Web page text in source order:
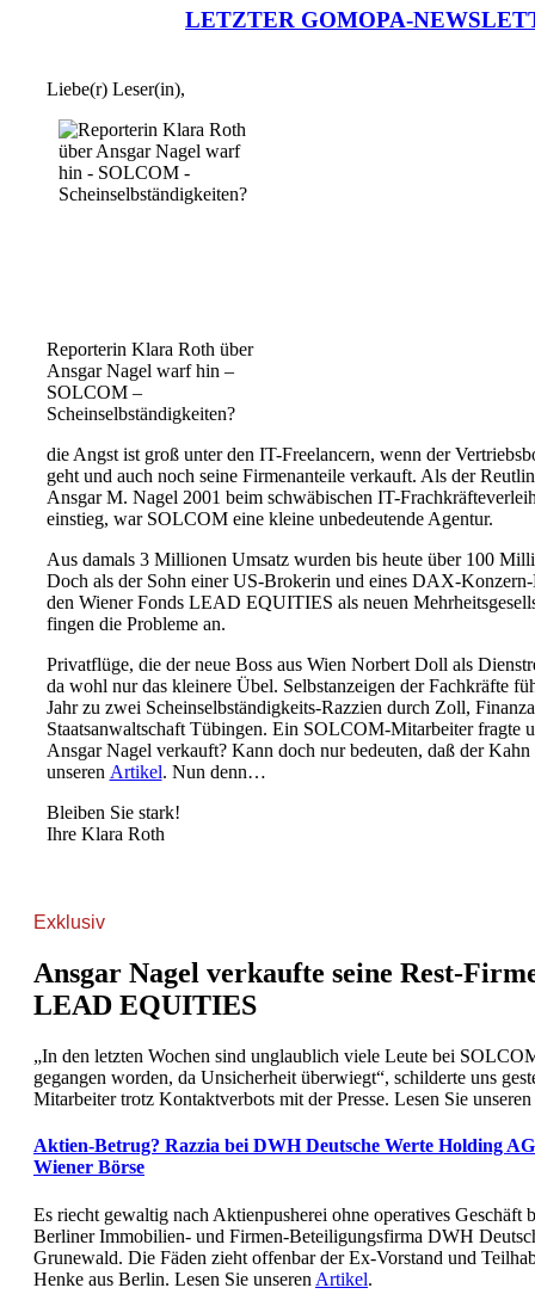
LETZTER GOMOPA-
Liebe(r) Leser(in),
Reporterin Klara Roth über
Ansgar Nagel warf hin –
SOLCOM –
Scheinselbständigkeiten?
die Angst ist groß unter den IT-Freelancern, wenn der
geht und auch noch seine Firmenanteile verkauft. Als der
Ansgar M. Nagel 2001 beim schwäbischen IT-
einstieg, war SOLCOM eine kleine unbedeutende Agentur.
Aus damals 3 Millionen Umsatz wurden bis heute über 100
Doch als der Sohn einer US-Brokerin und eines DAX-Konzern-
den Wiener Fonds LEAD EQUITIES als neuen
fingen die Probleme an.
Privatflüge, die der neue Boss aus Wien Norbert Doll als
da wohl nur das kleinere Übel. Selbstanzeigen der Fachkräfte
Jahr zu zwei Scheinselbständigkeits-Razzien durch Zoll,
Staatsanwaltschaft Tübingen. Ein SOLCOM-Mitarbeiter fragte
Ansgar Nagel verkauft? Kann doch nur bedeuten, daß der Kahn
unseren Artikel. Nun denn…
Bleiben Sie stark!
Ihre Klara Roth
Exklusiv
Ansgar Nagel verkaufte seine Rest-
LEAD EQUITIES
„In den letzten Wochen sind unglaublich viele Leute bei
gegangen worden, da Unsicherheit überwiegt“, schilderte uns
Mitarbeiter trotz Kontaktverbots mit der Presse. Lesen Sie unseren
Aktien-Betrug? Razzia bei DWH Deutsche Werte Holding
Wiener Börse
Es riecht gewaltig nach Aktienpusherei ohne operatives Geschäft
Berliner Immobilien- und Firmen-Beteiligungsfirma DWH
Grunewald. Die Fäden zieht offenbar der Ex-Vorstand und
Henke aus Berlin. Lesen Sie unseren Artikel.